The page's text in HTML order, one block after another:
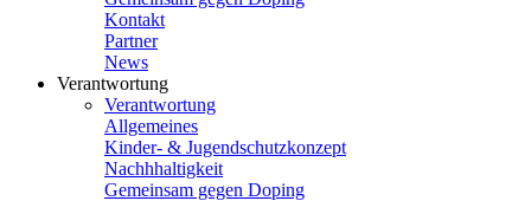
Kontakt
Partner
News
Verantwortung
Verantwortung
Allgemeines
Kinder- & Jugendschutzkonzept
Nachhhaltigkeit
Gemeinsam gegen Doping